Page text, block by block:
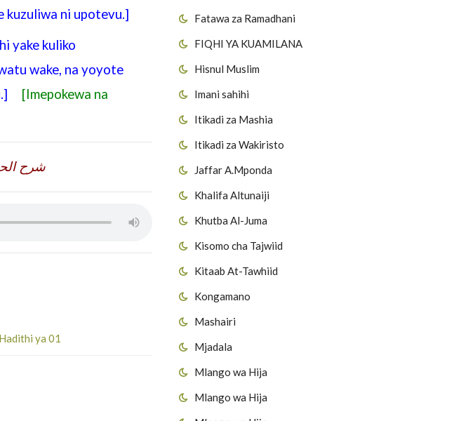
Fatawa za Ramadhani
FIQHI YA KUAMILANA
Hisnul Muslim
Imani sahihi
Itikadi za Mashia
Itikadi za Wakiristo
Jaffar A.Mponda
Khalifa Altunaiji
Khutba Al-Juma
Kisomo cha Tajwiid
Kitaab At-Tawhiid
Kongamano
Mashairi
Mjadala
Mlango wa Hija
Mlango wa Hija
kuzuliwa ni upotevu.]
yake kuliko
wake, na yoyote
[Imepokewa na
شرح
ya 01